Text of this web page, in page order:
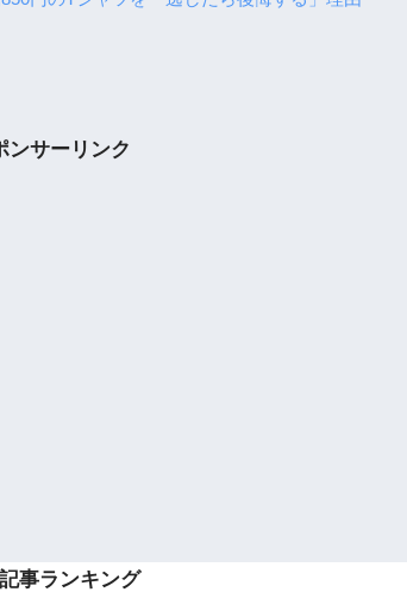
ンサーリンク
事ランキング